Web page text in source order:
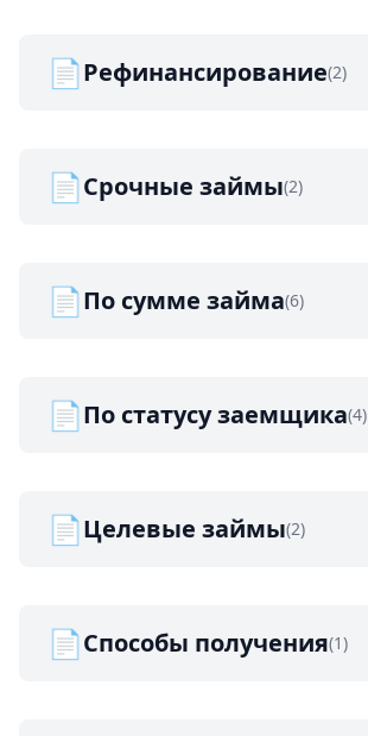
📄Рефинансирование(2)
📄Срочные займы(2)
📄По сумме займа(6)
📄По статусу заемщика(4)
📄Целевые займы(2)
📄Способы получения(1)